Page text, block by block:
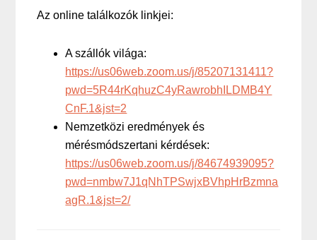
Az online találkozók linkjei:
A szállók világa:
https://us06web.zoom.us/j/85207131411?
pwd=5R44rKqhuzC4yRawrobhILDMB4Y
CnF.1&jst=2
Nemzetközi eredmények és
mérésmódszertani kérdések:
https://us06web.zoom.us/j/84674939095?
pwd=nmbw7J1qNhTPSwjxBVhpHrBzmna
agR.1&jst=2/